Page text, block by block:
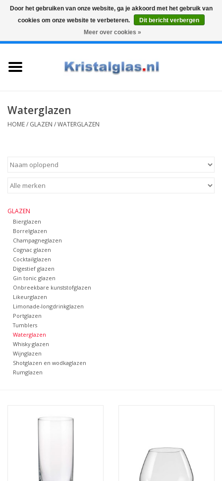
Graveren
Karaffen
Cadeaus
Koffie & Thee
Bar & Wijn
Waterglazen
HOME/ GLAZEN /WATERGLAZEN
GLAZEN
Bierglazen
Borrelglazen
Champagneglazen
Cognac glazen
Cocktailglazen
Digestief glazen
Gin tonic glazen
Onbreekbare kunststofglazen
Likeurglazen
Limonade-longdrinkglazen
Portglazen
Tumblers
Waterglazen
Whisky glazen
Wijnglazen
Shotglazen en wodkaglazen
Rumglazen
Door het gebruiken van onze website, ga je akkoord met het gebruik van
cookies om onze website te verbeteren.
Dit bericht verbergen
Meer over cookies »